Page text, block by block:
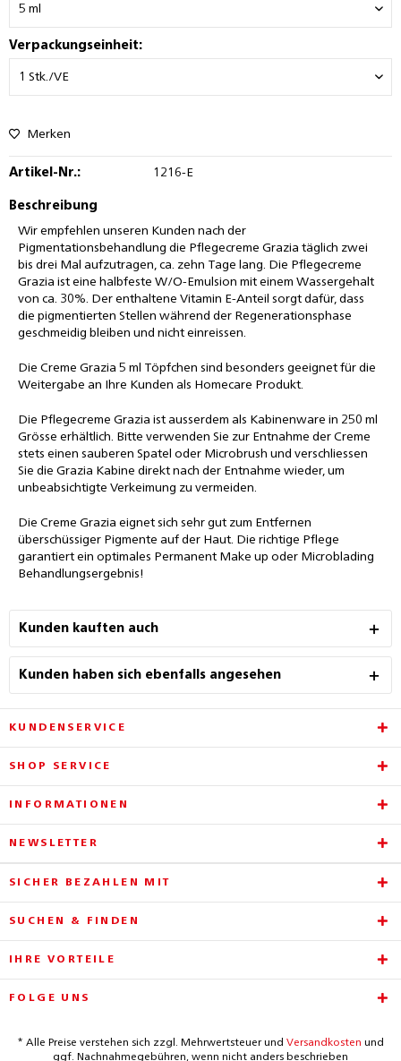
Verpackungseinheit:
Merken
Artikel-Nr.: 1216-E
Beschreibung
Wir empfehlen unseren Kunden nach der
Pigmentationsbehandlung die Pflegecreme Grazia täglich zwei
bis drei Mal aufzutragen, ca. zehn Tage lang. Die Pflegecreme
Grazia ist eine halbfeste W/O-Emulsion mit einem Wassergehalt
von ca. 30%. Der enthaltene Vitamin E-Anteil sorgt dafür, dass
die pigmentierten Stellen während der Regenerationsphase
geschmeidig bleiben und nicht einreissen.
Die Creme Grazia 5 ml Töpfchen sind besonders geeignet für die
Weitergabe an Ihre Kunden als Homecare Produkt.
Die Pflegecreme Grazia ist ausserdem als Kabinenware in 250 ml
Grösse erhältlich. Bitte verwenden Sie zur Entnahme der Creme
stets einen sauberen Spatel oder Microbrush und verschliessen
Sie die Grazia Kabine direkt nach der Entnahme wieder, um
unbeabsichtigte Verkeimung zu vermeiden.
Die Creme Grazia eignet sich sehr gut zum Entfernen
überschüssiger Pigmente auf der Haut. Die richtige Pflege
garantiert ein optimales Permanent Make up oder Microblading
Behandlungsergebnis!
Kunden kauften auch
Kunden haben sich ebenfalls angesehen
KUNDENSERVICE
SHOP SERVICE
INFORMATIONEN
NEWSLETTER
SICHER BEZAHLEN MIT
SUCHEN & FINDEN
IHRE VORTEILE
FOLGE UNS
* Alle Preise verstehen sich zzgl. Mehrwertsteuer und Versandkosten und
ggf. Nachnahmegebühren, wenn nicht anders beschrieben